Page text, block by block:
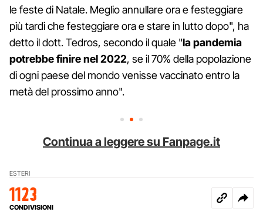
le feste di Natale. Meglio annullare ora e festeggiare
più tardi che festeggiare ora e stare in lutto dopo", ha
detto il dott. Tedros, secondo il quale "la pandemia
potrebbe finire nel 2022, se il 70% della popolazione
di ogni paese del mondo venisse vaccinato entro la
metà del prossimo anno".
Continua a leggere su Fanpage.it
ESTERI
1123
CONDIVISIONI